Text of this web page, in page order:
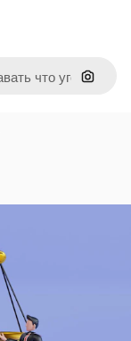
Поиск